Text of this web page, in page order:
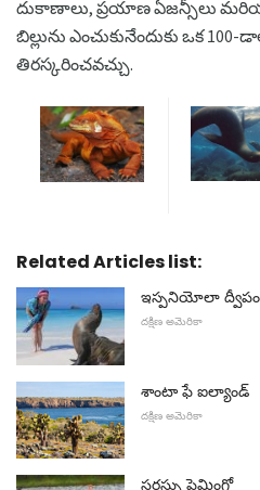
దుకాణాలు, ప్రయాణ ఏజన్సీలు మరియు
బిల్లును ఎంచుకునేందుకు ఒక
తిరస్కరించవచ్చు.
Related Articles list:
ఇస్పనియోలా ద్వీపం
దక్షిణ అమెరికా
శాంటా ఫే ఐల్యాండ్
దక్షిణ అమెరికా
సరస్సు ఫ్లెమింగో